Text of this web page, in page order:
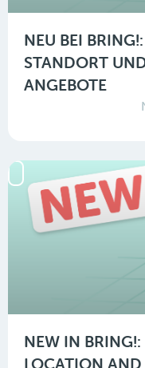
NEU BEI
STANDORT
ANGEBOTE
NEW IN
LOCATION AND